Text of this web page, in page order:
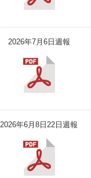
2026年7月6日週報
2026年6月8日22日週報